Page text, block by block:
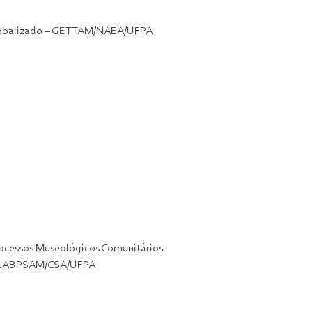
– GETTAM/NAEA/UFPA
Museológicos Comunitários
CSA/UFPA